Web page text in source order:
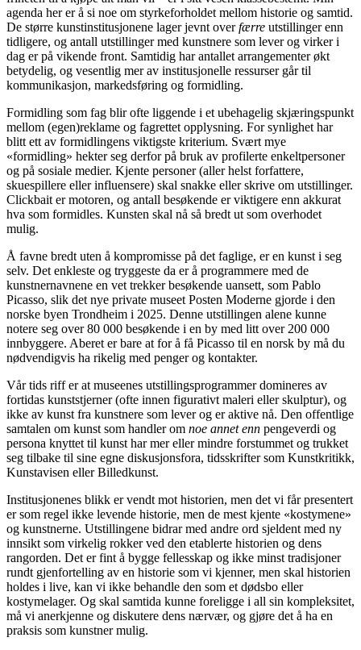
agenda her er å si noe om styrkeforholdet mellom historie og samtid.
De større kunstinstitusjonene lager jevnt overfærre utstillinger enn
tidligere, og antall utstillinger med kunstnere som lever og virker i
dag er på vikende front. Samtidig har antallet arrangementer økt
betydelig, og vesentlig mer av institusjonelle ressurser går til
kommunikasjon, markedsføring og formidling.
Formidling som fag blir ofte liggende i et ubehagelig skjæringspunkt
mellom (egen)reklame og fagrettet opplysning. For synlighet har
blitt ett av formidlingens viktigste kriterium. Svært mye
«formidling» hekter seg derfor på bruk av profilerte enkeltpersoner
og på sosiale medier. Kjente personer (aller helst forfattere,
skuespillere eller influensere) skal snakke eller skrive om utstillinger.
Clickbait er motoren, og antall besøkende er viktigere enn akkurat
hva som formidles. Kunsten skal nå så bredt ut som overhodet
mulig.
Å favne bredt uten å kompromisse på det faglige, er en kunst i seg
selv. Det enkleste og tryggeste da er å programmere med de
kunstnernavnene en vet trekker besøkende uansett, som Pablo
Picasso, slik det nye private museet Posten Moderne gjorde i den
norske byen Trondheim i 2025. Denne utstillingen alene kunne
notere seg over 80 000 besøkende i en by med litt over 200 000
innbyggere. Aberet er bare at for å få Picasso til en norsk by må du
nødvendigvis ha rikelig med penger og kontakter.
Vår tids riff er at museenes utstillingsprogrammer domineres av
fortidas kunststjerner (ofte innen figurativt maleri eller skulptur), og
ikke av kunst fra kunstnere som lever og er aktive nå. Den offentlige
samtalen om kunst som handler om noe annet enn pengeverdi og
persona knyttet til kunst har mer eller mindre forstummet og trukket
seg tilbake til sine egne diskusjonsfora, tidsskrifter som Kunstkritikk,
Kunstavisen eller Billedkunst.
Institusjonenes blikk er vendt mot historien, men det vi får presentert
er som regel ikke levende historie, men de mest kjente «kostymene»
og kunstnerne. Utstillingene bidrar med andre ord sjeldent med ny
innsikt som virkelig rokker ved den etablerte historien og dens
rangorden. Det er fint å bygge fellesskap og ikke minst tradisjoner
rundt gjenfortelling av en historie som vi kjenner, men skal historien
holdes i live, kan vi ikke behandle den som et dødsbo eller
kostymelager. Og skal samtida kunne foreligge i all sin kompleksitet,
må vi anerkjenne og diskutere dens nærvær, og gjøre det å ha en
praksis som kunstner mulig.